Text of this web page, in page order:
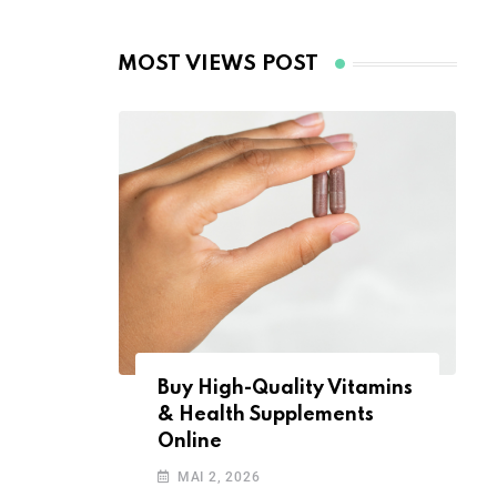
Buy High-Quality Vitamins
& Health Supplements
Online
MAI 2, 2026